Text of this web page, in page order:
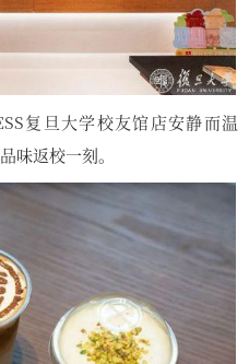
复旦大学校友馆店安静而温
味返校一刻。